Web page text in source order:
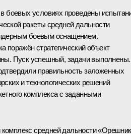
в боевых условиях проведены
ракеты средней дальности
боевым оснащением.
поражён стратегический объект
Пуск успешный, задачи выполнены.
правильность заложенных
и технологических решений
комплекса с заданными
средней дальности